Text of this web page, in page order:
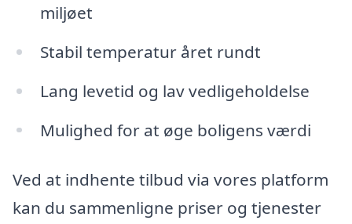
miljøet
Stabil temperatur året rundt
Lang levetid og lav vedligeholdelse
Mulighed for at øge boligens værdi
Ved at indhente tilbud via vores platform
kan du sammenligne priser og tjenester